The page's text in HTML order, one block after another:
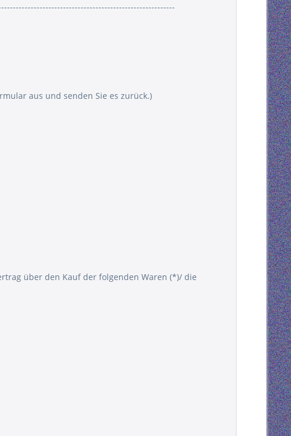
aus und senden Sie es zurück.)
über den Kauf der folgenden Waren (*)/ die